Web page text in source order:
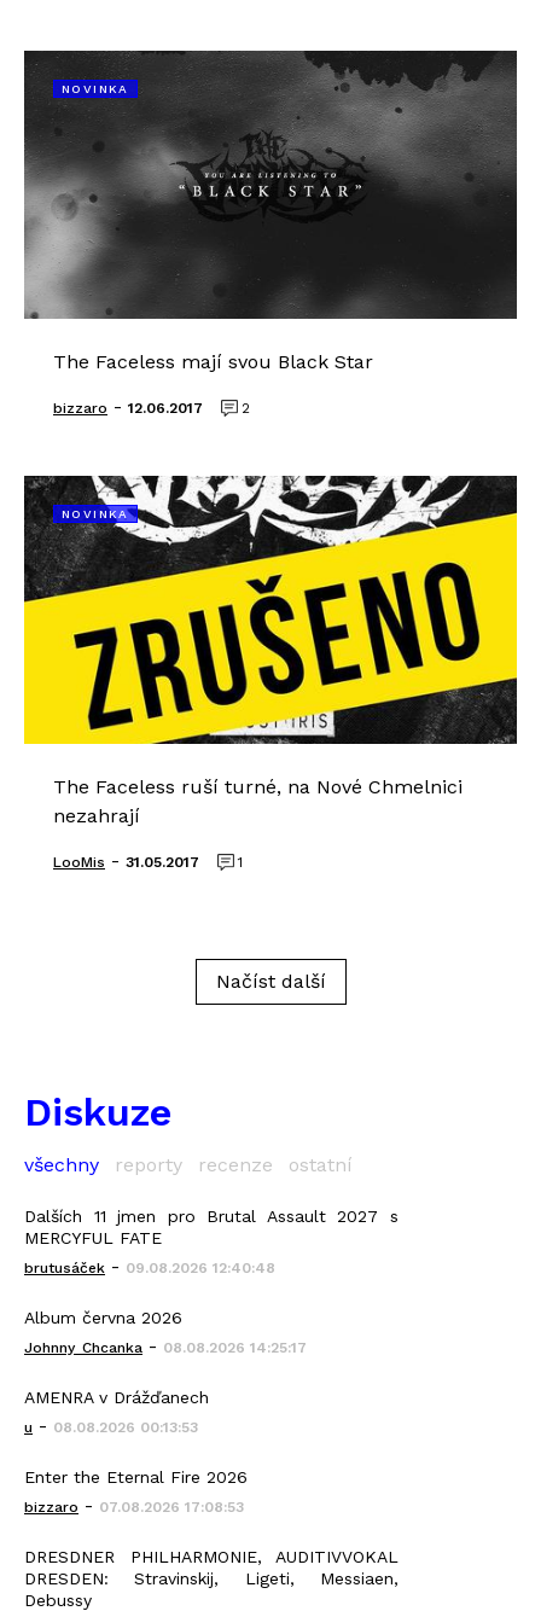
NOVINKA
The Faceless mají svou Black Star
bizzaro - 12.06.2017 2
NOVINKA
The Faceless ruší turné, na Nové Chmelnici
nezahrají
LooMis - 31.05.2017 1
Načíst další
Diskuze
všechny reporty recenze ostatní
Dalších 11 jmen pro Brutal Assault 2027 s
MERCYFUL FATE
brutusáček - 09.08.2026 12:40:48
Album června 2026
Johnny_Chcanka - 08.08.2026 14:25:17
AMENRA v Drážďanech
u - 08.08.2026 00:13:53
Enter the Eternal Fire 2026
bizzaro - 07.08.2026 17:08:53
DRESDNER PHILHARMONIE, AUDITIVVOKAL
DRESDEN: Stravinskij, Ligeti, Messiaen,
Debussy